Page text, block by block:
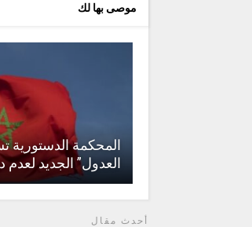
موصى بها لك
المحكمة الدستورية
العدول” الجديد لعدم
أحدث مقال